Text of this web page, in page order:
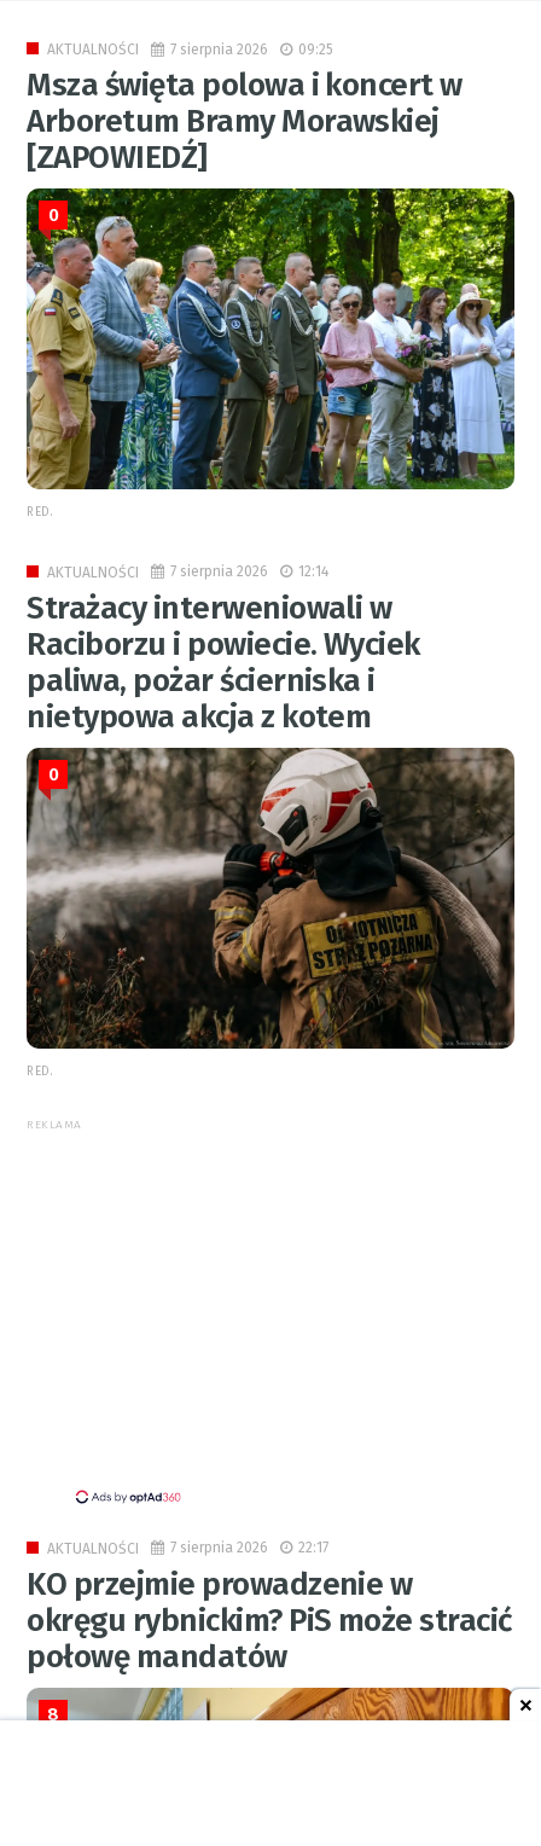
AKTUALNOŚCI 7 sierpnia 2026 09:25
Msza święta polowa i koncert w
Arboretum Bramy Morawskiej
[ZAPOWIEDŹ]
0
RED.
AKTUALNOŚCI 7 sierpnia 2026 12:14
Strażacy interweniowali w
Raciborzu i powiecie. Wyciek
paliwa, pożar ścierniska i
nietypowa akcja z kotem
0
RED.
REKLAMA
AKTUALNOŚCI 7 sierpnia 2026 22:17
KO przejmie prowadzenie w
okręgu rybnickim? PiS może stracić
połowę mandatów
8